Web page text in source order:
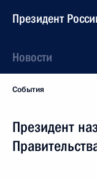
Президент
Новости
События
Президент